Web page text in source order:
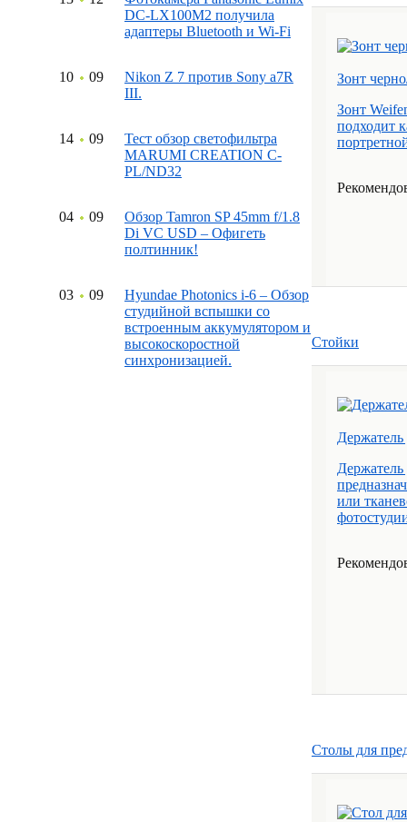
DC-LX100M2 получила
адаптеры Bluetooth и Wi-Fi
10 09
Nikon Z 7 против Sony a7R
III.
14 09
Тест обзор светофильтра
MARUMI CREATION C-
PL/ND32
04 09
Обзор Tamron SP 45mm f/1.8
Di VC USD – Офигеть
полтинник!
03 09
Hyundae Photonics i-6 – Обзор
студийной вспышки со
встроенным аккумулятором и
высокоскоростной
синхронизацией.
Зонт
Зонт
подходит
Стойки
или
Столы для